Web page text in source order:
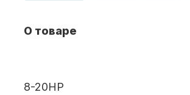
О товаре
8-20HP